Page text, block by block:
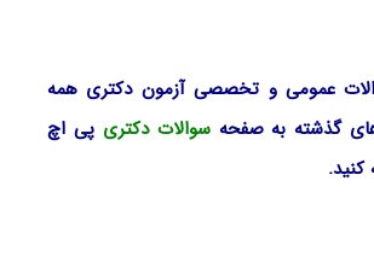
عمومی و تخصصی آزمون دکتری همه
گذشته به صفحهسوالات دکتری پی اچ